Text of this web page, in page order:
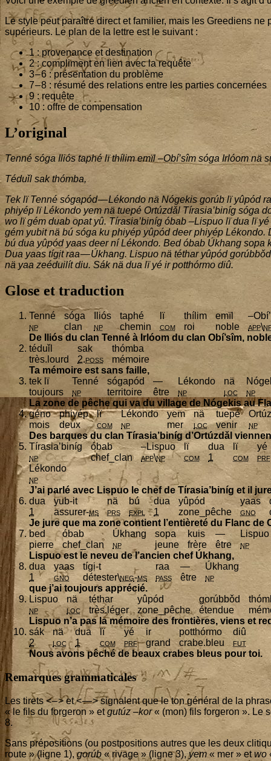
(traduction)
Le style peut paraître direct et fami­lier, mais les Gree­diens
supé­rieurs. Le plan de la lettre est le suivant :
1 : pro­ve­nance et destination
2: com­pli­ment en lien avec la requête
3–6 : pré­sen­ta­tion du problème
7–8 : résu­mé des rela­tions entre les par­ties concernées
9 : requête
10 : offre de compensation
L’original
Ten­né sóga Iliós taphé lï thí­lim emïl –Obí’sîm sóga Irlóom nä
Téduǐl sak thómba,
Tek lï Ten­né sógapód — Lékon­do nä Nóge­kis gorúb lï yûpód
phiyép lï Lékon­do yem nä tue­pé Ortúzdǎl Tírasia’biníg sóga
wo lï gém duab opat yû. Tírasia’biníg óbab –Lis­puo lï dua lï
gém yubit nä bú sóga ku phiyép yûpód deer phiyép Lékon­do.
bú dua yûpód yaas deer ní Lékon­do. Bed óbab Úkhang sopa
Dua yaas tígịt raa — Úkhang. Lis­puo nä téthar yûpód
nä yaa zeé­duilít diu. Sák nä dua lï yé ir pot­thór­mo diû.
Glose et traduction
Ten­né
np
sóga
clan
Iliós
np
taphé
che­min
lï
com
thí­lim
roi
emïl
noble
app\
De Iliós du clan Ten­né à Irlóom du clan Obí’­sîm,
téduǐl
très.lourd
sak
2.poss
thóm­ba
mémoire
Ta mémoire est sans faille,
tek lï
tou­jours
Ten­né
np
sógapód
ter­ri­toire
—
être
Lékon­do
np
nä
loc
np
La zone de pêche qui va du vil­lage de Nóge­kis au
géno
mois
phiyép
deux
lï
com
Lékon­do
np
yem
mer
nä
loc
tue­pé
venir
np
Des barques du clan Tíra­sia’­biníg d’Ortúzdǎl
Tíra­sia’­biníg
np
óbab
chef_clan
–Lis­puo
app\np
lï
com
dua
1
lï
com
yé
prf
Lékon­do
np
J’ai par­lé avec Lis­puo le chef de Tíra­sia’­biníg et il
dua
1
yub-it
assu­rer-ms
nä
prs
bú
expl
dua
1
yûpód
zone_pêche
yaas
gno
Je jure que ma zone contient l’en­tiè­re­té du Flanc de
bed
pierre
óbab
chef_clan
Úkhang
np
sopa
jeune
kuis
frère
—
être
Lis­puo
np
Lis­puo est le neveu de l’an­cien chef Úkhang,
dua
1
yaas
gno
tígị‑t
détes­ter\neg-ms
raa
pass
—
être
Úkhang
np
que j’ai tou­jours apprécié.
Lis­puo
np
nä
loc
téthar
très.léger
yûpód
zone_pêche
gorúbbǒd
éten­due
Lis­puo n’a pas la mémoire des fron­tières, viens et
sák
2
nä
loc
dua
1
lï
com
yé
prf
ir
grand
pot­thór­mo
crabe.bleu
diû
fut
Nous avons pêché de beaux crabes bleus pour toi.
Remarques grammaticales
Les tirets < – > et < — > signalent que le ton géné­ral de la
« le fils du for­ge­ron » etgutúz –kor« (mon) fils for­ge­ron ». Le
8.
Sans pré­po­si­tions (ou post­po­si­tions autres que les deux
route » (ligne 1),gorúb« rivage » (ligne3),yem « mer » etwo